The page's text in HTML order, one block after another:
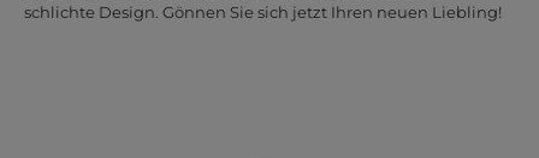
schlichte Design. Gönnen Sie sich jetzt Ihren neuen Liebling!